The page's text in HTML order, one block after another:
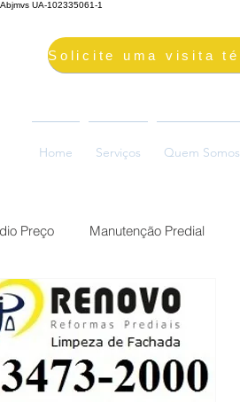
UA-102335061-1
Home Serviços Quem Somos
Preço Manutenção Predial
impermeabilização fachada
Horizonte Solução Sika